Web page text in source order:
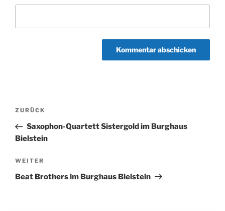
Beitragsnavigation
Vorheriger
Beitrag
ZURÜCK
Saxophon-Quartett Sistergold im Burghaus
Bielstein
Nächster
Beitrag
WEITER
Beat Brothers im Burghaus Bielstein